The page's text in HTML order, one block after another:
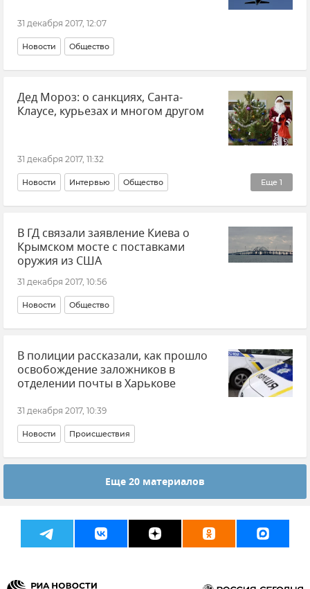
31 декабря 2017, 12:07
Новости Общество
Дед Мороз: о санкциях, Санта-
Клаусе, курьезах и многом другом
31 декабря 2017, 11:32
Еще 1
Новости Интервью Общество
Новый 2018 год в Крыму
В ГД связали заявление Киева о
Крымском мосте с поставками
оружия из США
31 декабря 2017, 10:56
Новости Общество
В полиции рассказали, как прошло
освобождение заложников в
отделении почты в Харькове
31 декабря 2017, 10:39
Новости Происшествия
Еще 20 материалов